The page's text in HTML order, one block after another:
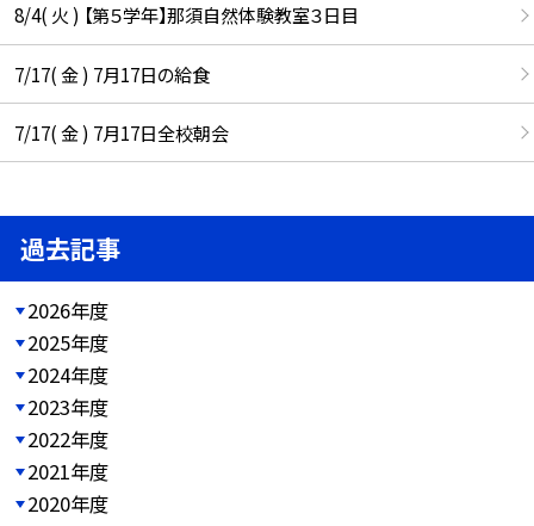
8/4( 火 ) 【第５学年】那須自然体験教室３日目
7/17( 金 ) 7月17日の給食
7/17( 金 ) 7月17日全校朝会
過去記事
2026年度
2025年度
2024年度
2023年度
2022年度
2021年度
2020年度